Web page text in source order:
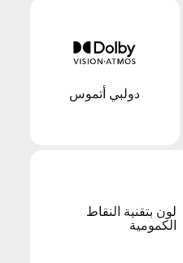
لون بتقنية النقاط
الكمومية
دولبي أتموس